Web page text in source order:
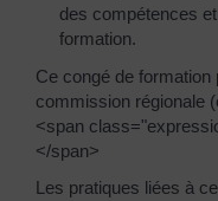
des compétences
formation.
Ce congé de
commission régionale
<span
</span>
Les pratiques liées à